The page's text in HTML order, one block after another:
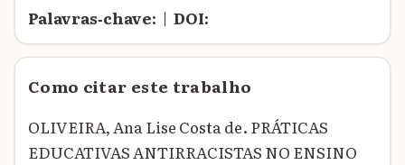
Palavras‑chave: | DOI:
Como citar este trabalho
OLIVEIRA, Ana Lise Costa de. PRÁTICAS
EDUCATIVAS ANTIRRACISTAS NO ENSINO